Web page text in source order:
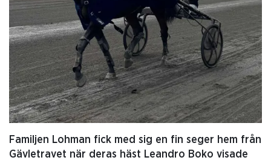
Familjen Lohman fick med sig en fin seger hem från
Gävletravet när deras häst Leandro Boko visade